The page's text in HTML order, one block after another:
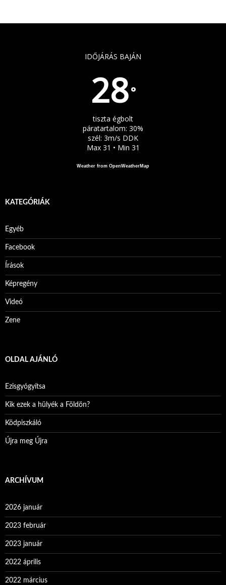
IDŐJÁRÁS BAJÁN
28°
tiszta égbolt
páratartalom: 30%
szél: 3m/s DDK
Max 31 • Min 31
Weather from OpenWeatherMap
KATEGÓRIÁK
Egyéb
Facebook
Írások
Képregény
Videó
Zene
OLDAL AJÁNLÓ
Ezisgyógyítsa
Kik ezek a hülyék a Földön?
Ködpiszkáló
Újra meg Újra
ARCHÍVUM
2026 január
2023 február
2023 január
2022 április
2022 március